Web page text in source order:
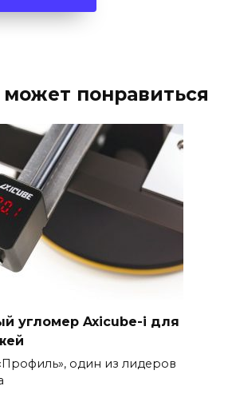
понравиться
угломер Axicube-i для
один из лидеров